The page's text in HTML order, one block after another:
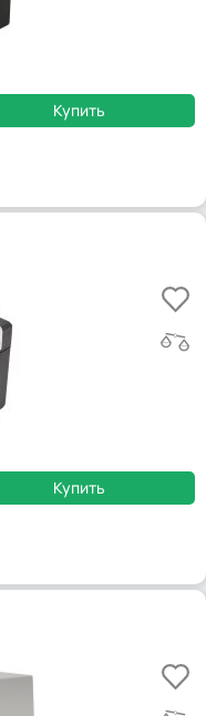
Купить
Купить